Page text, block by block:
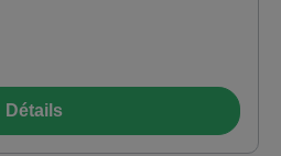
manches · imperméabilité :
Détails